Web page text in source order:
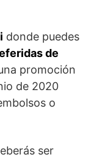
donde puedes
de
promoción
de 2020
o
ser